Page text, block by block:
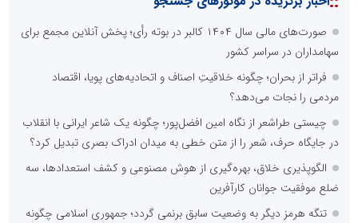
صورت‌های مالی سال ۱۴۰۴ کالبر در بوته رأی؛ پخش آنلاین مجمع برای
سهامداران در سراسر کشور
فراتر از بحران؛ چگونه خلاقیتِ اصناف و اتحادیه‌های پویا، اقتصاد
مردمی را نجات می‌دهد؟
چیستی طراشعر از نگاه امین افضل‌پور؛ چگونه یک شاعر ایرانی با انقلاب
در جایگاه حرف، شعر را از متن خطی به میدان ادراک بصری تبدیل کرد؟
الگوپذیری خلاق، بهره‌گیری از هوش مصنوعی و کشف استعدادها، سه
ضلع موفقیت جوانان کارآفرین
تنگه هرمز دیگر به وضعیت سابق برنمی گردد؛ جمهوری اسلامی چگونه